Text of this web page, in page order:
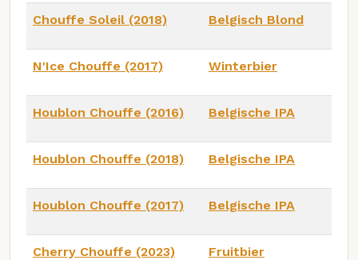
Chouffe Soleil (2018) Belgisch Blond
N'Ice Chouffe (2017) Winterbier
Houblon Chouffe (2016) Belgische IPA
Houblon Chouffe (2018) Belgische IPA
Houblon Chouffe (2017) Belgische IPA
Cherry Chouffe (2023) Fruitbier